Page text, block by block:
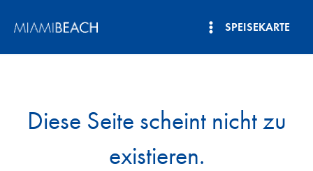
Inhalt
SPEISEKARTE
Diese Seite scheint nicht zu
existieren.